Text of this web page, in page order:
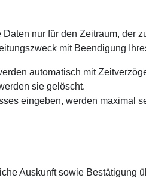
nur für den Zeitraum,
mit Beendigung
automatisch mit
sie gelöscht.
eingeben, werden maximal
Auskunft sowie